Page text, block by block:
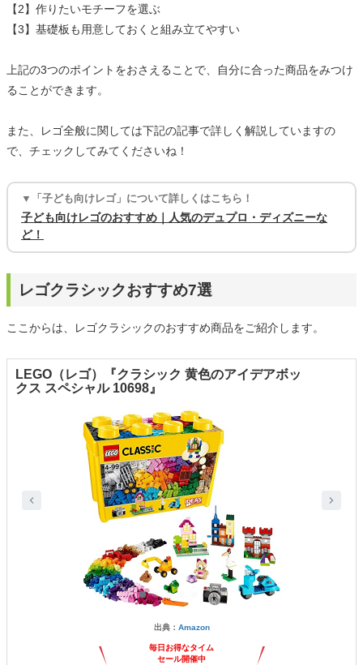
【2】作りたいモチーフを選ぶ
【3】基礎板も用意しておくと組み立てやすい
上記の3つのポイントをおさえることで、自分に合った商品をみつけ
ることができます。
また、レゴ全般に関しては下記の記事で詳しく解説していますの
で、チェックしてみてくださいね！
▼「子ども向けレゴ」について詳しくはこちら！
子ども向けレゴのおすすめ｜人気のデュプロ・ディズニーな
ど！
レゴクラシックおすすめ7選
ここからは、レゴクラシックのおすすめ商品をご紹介します。
LEGO（レゴ）『クラシック 黄色のアイデアボッ
クス スペシャル 10698』
出典： Amazon
毎日お得なタイム
セール開催中